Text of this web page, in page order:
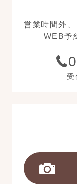
営業時間外
WEB予
受